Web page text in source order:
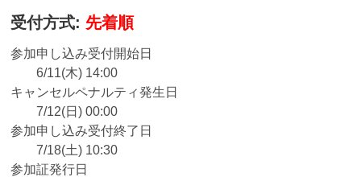
受付方式: 先着順
参加申し込み受付開始日
6/11(木) 14:00
キャンセルペナルティ発生日
7/12(日) 00:00
参加申し込み受付終了日
7/18(土) 10:30
参加証発行日